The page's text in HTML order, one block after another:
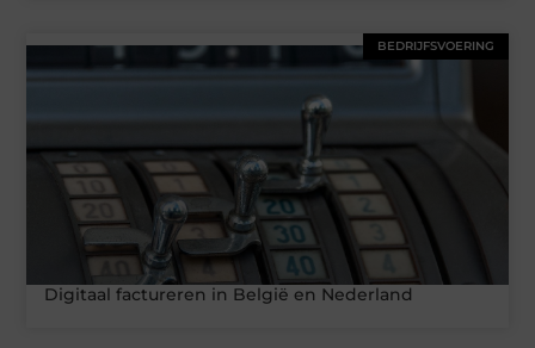
BEDRIJFSVOERING
Digitaal factureren in België en Nederland